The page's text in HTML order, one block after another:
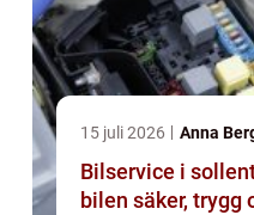
15 juli 2026 Anna
Bilservice i sollentuna så
bilen säker, trygg